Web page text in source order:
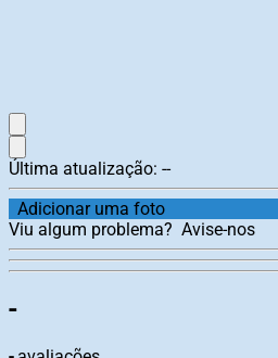
Última atualização: --
Adicionar uma foto
Viu algum problema? Avise-nos
-